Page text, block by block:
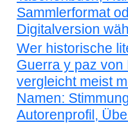
Sammlerformat
Digitalversion
Wer historische
Guerra y paz von
vergleicht meist
Namen:
Autorenprofil,